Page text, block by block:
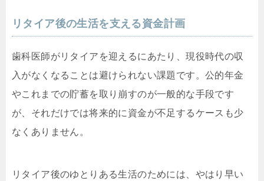
リタイア後の生活を支える資金計画
歯科医師がリタイアを迎えるにあたり、現役時代の収
入がなくなることは避けられない課題です。公的年金
やこれまでの貯蓄を取り崩すのが一般的な手段です
が、それだけでは将来的に資金が不足するケースも少
なくありません。
リタイア後のゆとりある生活のためには、やはり早い